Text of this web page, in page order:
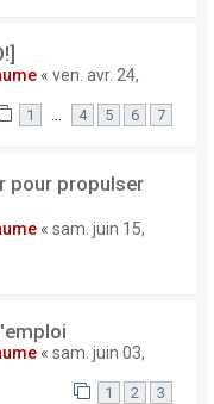
« ven. avr. 24,
1 … 4 5 6 7
pour propulser
« sam. juin 15,
« sam. juin 03,
1 2 3